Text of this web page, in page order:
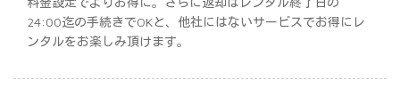
24:00迄の手続きでOKと、他社にはないサービスでお得にレ
ンタルをお楽しみ頂けます。